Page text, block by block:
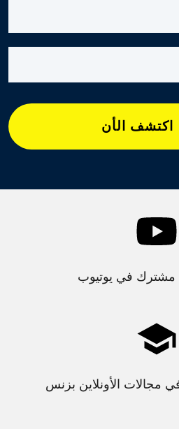
اكتشف الأن
مشترك في يوتيوب
مجالات الأونلاين بزنس